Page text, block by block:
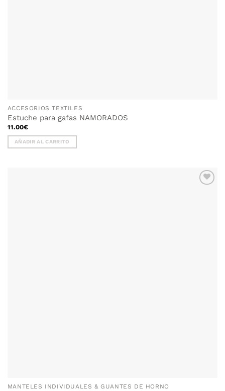
ACCESORIOS TEXTILES
Estuche para gafas NAMORADOS
11.00€
AÑADIR AL CARRITO
MANTELES INDIVIDUALES & GUANTES DE HORNO